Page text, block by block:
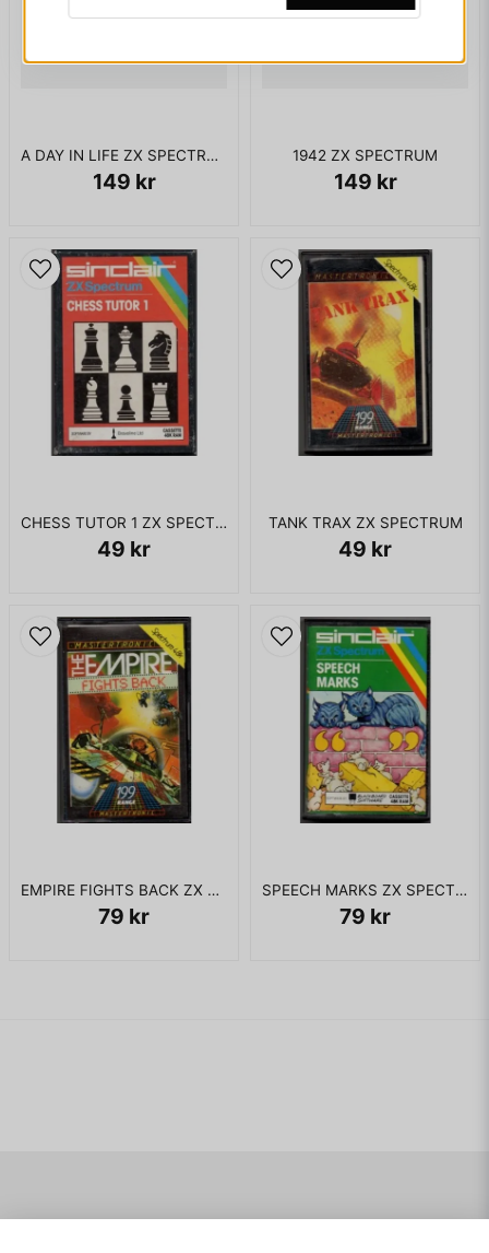
A DAY IN LIFE ZX SPECTRUM
149 kr
1942 ZX SPECTRUM
149 kr
CHESS TUTOR 1 ZX SPECTRUM
49 kr
TANK TRAX ZX SPECTRUM
49 kr
EMPIRE FIGHTS BACK ZX SPECTRUM
79 kr
SPEECH MARKS ZX SPECTRUM
79 kr
Ja, ni får publicera min fråga